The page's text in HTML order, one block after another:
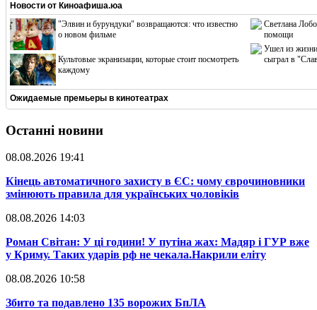
Новости от Киноафиша.юа
"Элвин и бурундуки" возвращаются: что известно
о новом фильме
Культовые экранизации, которые стоит посмотреть
каждому
Светлана
помощи
Ушел из жизни
сыграл в
Ожидаемые премьеры в кинотеатрах
Останні новини
08.08.2026 19:41
​Кінець автоматичного захисту в ЄС: чому єврочиновники
змінюють правила для українських чоловіків
08.08.2026 14:03
​Роман Світан: У ці години! У путіна жах: Мадяр і ГУР вже
у Криму. Таких ударів рф не чекала.Накрили еліту
08.08.2026 10:58
​Збито та подавлено 135 ворожих БпЛА